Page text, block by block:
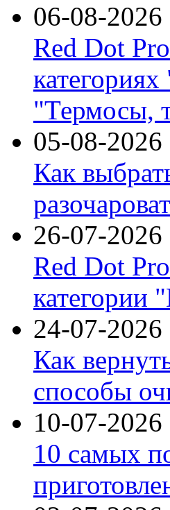
06-08-2026
Red Dot
"Термосы,
05-08-2026
Как
26-07-2026
Red Dot
категории
24-07-2026
Как
способы
10-07-2026
10 самых